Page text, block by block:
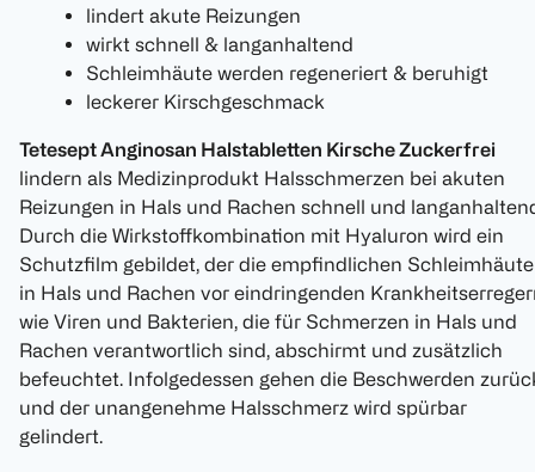
lindert akute Reizungen
wirkt schnell & langanhaltend
Schleimhäute werden regeneriert & beruhigt
leckerer Kirschgeschmack
Tetesept Anginosan Halstabletten Kirsche Zuckerfrei
lindern als Medizinprodukt Halsschmerzen bei akuten
Reizungen in Hals und Rachen schnell und
Durch die Wirkstoffkombination mit Hyaluron wird ein
Schutzfilm gebildet, der die empfindlichen Schleimhäute
in Hals und Rachen vor eindringenden
wie Viren und Bakterien, die für Schmerzen in Hals und
Rachen verantwortlich sind, abschirmt und zusätzlich
befeuchtet. Infolgedessen gehen die Beschwerden
und der unangenehme Halsschmerz wird spürbar
gelindert.